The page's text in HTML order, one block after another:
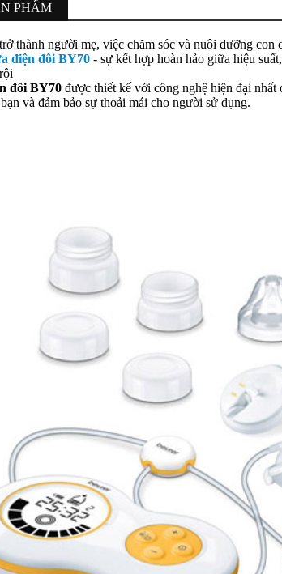
PHẨM
thành người mẹ, việc chăm sóc và nuôi dưỡng
điện đôi BY70 - sự kết hợp hoàn hảo giữa hiệu
đôi BY70 được thiết kế với công nghệ hiện đại nhất
và đảm bảo sự thoải mái cho người sử dụng.